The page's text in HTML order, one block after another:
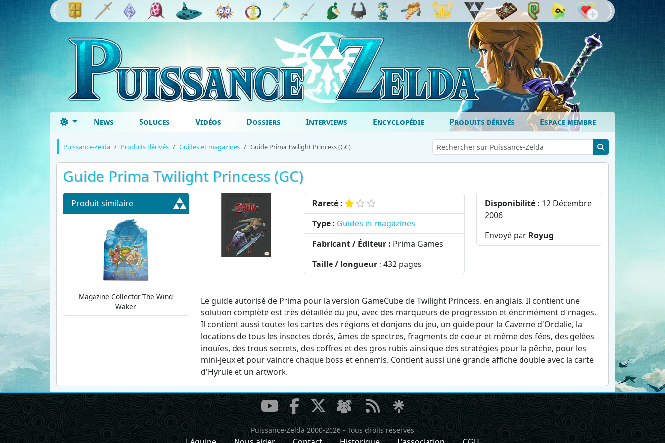
News Soluces Vidéos Dossiers Interviews Encyclopédie Produits dérivés Espace membre
Puissance-Zelda Produits dérivés Guides et magazines Guide Prima Twilight Princess (GC)
Guide Prima Twilight Princess (GC)
Produit similaire
Magazine Collector The Wind
Waker
Rareté :
Type : Guides et magazines
Fabricant / Éditeur : Prima Games
Taille / longueur : 432 pages
Disponibilité : 12 Décembre
2006
Envoyé par Royug
Le guide autorisé de Prima pour la version GameCube de Twilight Princess. en anglais. Il contient une
solution complète est très détaillée du jeu, avec des marqueurs de progression et énormément d'images.
Il contient aussi toutes les cartes des régions et donjons du jeu, un guide pour la Caverne d'Ordalie, la
locations de tous les insectes dorés, âmes de spectres, fragments de coeur et même des fées, des gelées
inouïes, des trous secrets, des coffres et des gros rubis ainsi que des stratégies pour la pêche, pour les
mini-jeux et pour vaincre chaque boss et ennemis. Contient aussi une grande affiche double avec la carte
d'Hyrule et un artwork.
Puissance-Zelda 2000-2026- Tous droits réservés